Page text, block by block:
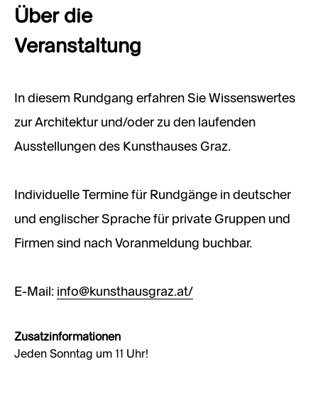
Über die
Veranstaltung
In diesem Rundgang erfahren Sie Wissenswertes
zur Architektur und/oder zu den laufenden
Ausstellungen des Kunsthauses Graz.
Individuelle Termine für Rundgänge in deutscher
und englischer Sprache für private Gruppen und
Firmen sind nach Voranmeldung buchbar.
E-Mail: info@kunsthausgraz.at/
Zusatzinformationen
Jeden Sonntag um 11 Uhr!